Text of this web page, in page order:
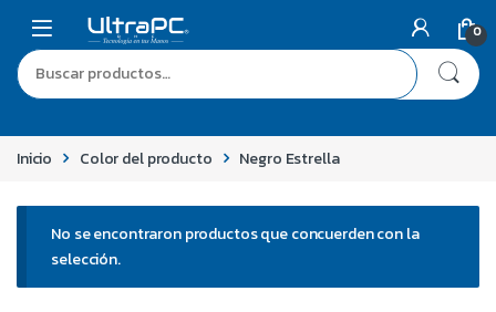
0
Inicio Color del producto Negro Estrella
No se encontraron productos que concuerden con la
selección.